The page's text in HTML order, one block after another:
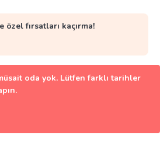
özel fırsatları kaçırma!
oda yok. Lütfen farklı tarihler